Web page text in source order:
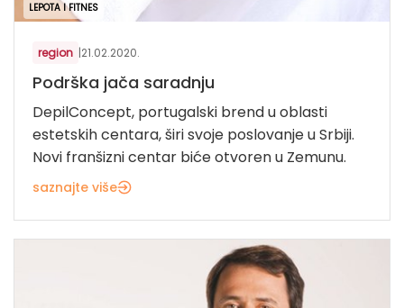
LEPOTA I FITNES
region |21.02.2020.
Podrška jača saradnju
DepilConcept, portugalski brend u oblasti
estetskih centara, širi svoje poslovanje u Srbiji.
Novi franšizni centar biće otvoren u Zemunu.
saznajte više